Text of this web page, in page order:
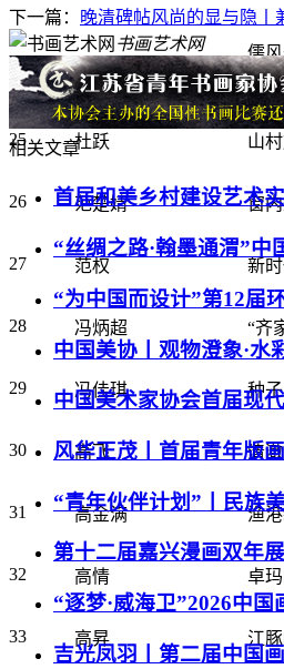
24 杜萌
儒
三孔
25 杜跃 山
26 范楚婧 窗
27 范权 新
28 冯炳超 “齐
29 冯佳琪 种子
30 高飞 清
31 高金满 渔
32 高情 卓
33 高昇 江
下一篇：
晚清碑帖风尚的显与隐丨
书画艺术网
相关文章
首届和美乡村建设艺术
“丝绸之路·翰墨通渭”中
“为中国而设计”第12届
中国美协丨观物澄象·水
中国美术家协会首届现
风华正茂丨首届青年版
“青年伙伴计划”丨民族
第十二届嘉兴漫画双年
“逐梦·威海卫”2026中
吉光凤羽丨第二届中国